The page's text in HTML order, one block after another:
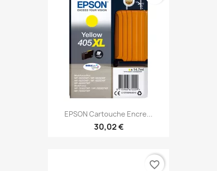
EPSON Cartouche Encre...
30,02 €
favorite_border